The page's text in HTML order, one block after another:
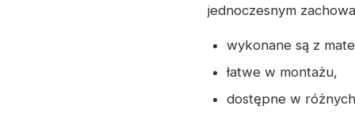
jednoczesnym
wykonane są z
łatwe w montażu,
dostępne w